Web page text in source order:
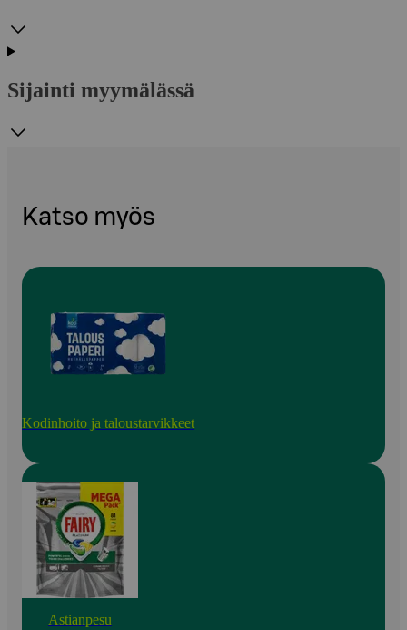
Sijainti myymälässä
Katso myös
Kodinhoito ja taloustarvikkeet
Astianpesu